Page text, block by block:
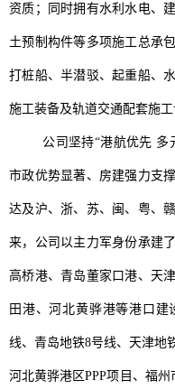
资质；同时拥有水利水电、
土预制构件等多项施工总承
打桩船、半潜驳、起重船、
施工装备及轨道交通配套施工
公司坚持“港航优先多
市政优势显著、房建强力支
达及沪、浙、苏、闽、粤、
来，公司以主力军身份承建
高桥港、青岛董家口港、天
田港、河北黄骅港等港口
线、青岛地铁8号线、天津地
河北黄骅港区PPP项目、福